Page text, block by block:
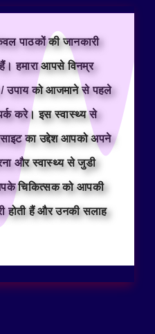
पाठकों की जानकारी
हमारा आपसे विनम्र
/ उपाय को आजमाने से पहले
करे। इस स्वास्थ्य से
का उद्देश आपको अपने
और स्वास्थ्य से जुडी
चिकित्सक को आपकी
होती हैं और उनकी सलाह